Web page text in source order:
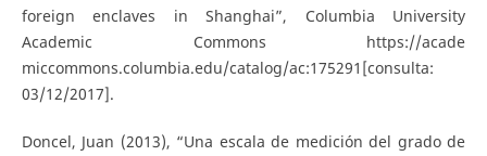
foreign enclaves in Shanghai”, Columbia University
Academic Commons https://acade
miccommons.columbia.edu/catalog/ac:175291[consulta:
03/12/2017].
Doncel, Juan (2013), “Una escala de medición del grado de